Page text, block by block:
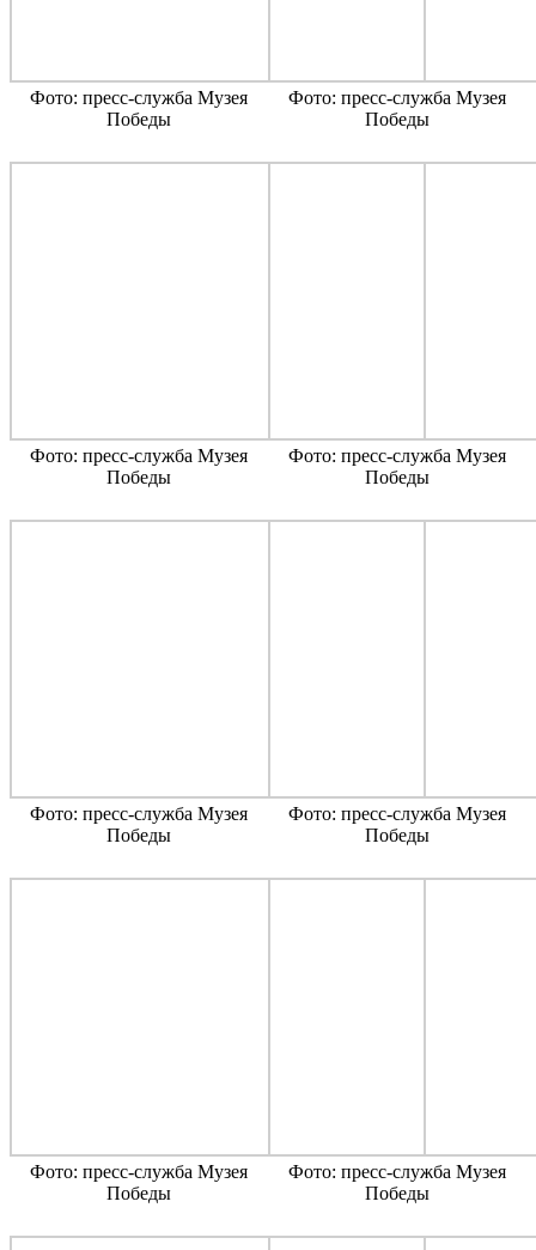
Фото: пресс-служба Музея
Победы
Фото: пресс-служба Музея
Победы
Фото: пресс-служба Музея
Победы
Фото: пресс-служба Музея
Победы
Фото: пресс-служба Музея
Победы
Фото: пресс-служба Музея
Победы
Фото: пресс-служба Музея
Победы
Фото: пресс-служба Музея
Победы